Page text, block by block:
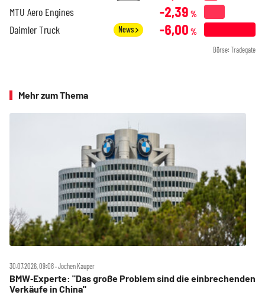
MTU Aero Engines -2,39 %
Daimler Truck News -6,00 %
Börse: Tradegate
Mehr zum Thema
30.07.2026, 09:08 ‧ Jochen Kauper
BMW‑Experte: "Das große Problem sind die einbrechenden
Verkäufe in China"